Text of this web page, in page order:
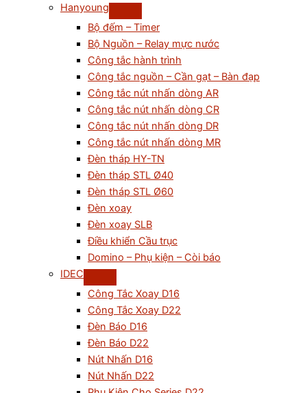
Hanyoung
Bộ đếm – Timer
Bộ Nguồn – Relay mực nước
Công tắc hành trình
Công tắc nguồn – Cần gạt – Bàn đạp
Công tắc nút nhấn dòng AR
Công tắc nút nhấn dòng CR
Công tắc nút nhấn dòng DR
Công tắc nút nhấn dòng MR
Đèn tháp HY-TN
Đèn tháp STL Ø40
Đèn tháp STL Ø60
Đèn xoay
Đèn xoay SLB
Điều khiển Cầu trục
Domino – Phụ kiện – Còi báo
IDEC
Công Tắc Xoay D16
Công Tắc Xoay D22
Đèn Báo D16
Đèn Báo D22
Nút Nhấn D16
Nút Nhấn D22